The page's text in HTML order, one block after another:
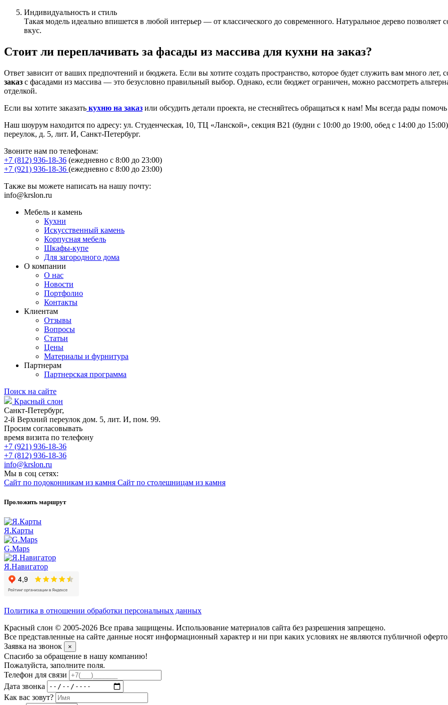
Индивидуальность и стиль
Такая модель идеально впишется в любой интерьер — от классического до современного. Натуральное дерево
вкус.
Стоит ли переплачивать за фасады из массива для кухни на заказ?
Ответ зависит от ваших предпочтений и бюджета. Если вы хотите создать пространство, которое будет служить вам много лет,
заказ с фасадами из массива — это безусловно правильный выбор. Однако, если бюджет ограничен, можно рассмотреть
отделкой.
Если вы хотите заказать кухню на заказ или обсудить детали проекта, не стесняйтесь обращаться к нам! Мы всегда рады
Наш шоурум находится по адресу: ул. Студенческая, 10, ТЦ «Ланской», секция В21 (будни с 10:00 до 19:00, обед с 14:00 до
переулок, д. 5, лит. И, Санкт-Петербург.
Звоните нам по телефонам:
+7 (812) 936-18-36 (ежедневно с 8:00 до 23:00)
+7 (921) 936-18-36 (ежедневно с 8:00 до 23:00)
Также вы можете написать на нашу почту:
info@krslon.ru
Мебель и камень
Кухни
Искусственный камень
Корпусная мебель
Шкафы-купе
Для загородного дома
О компании
О нас
Новости
Портфолио
Контакты
Клиентам
Отзывы
Вопросы
Статьи
Цены
Материалы и фурнитура
Партнерам
Партнерская программа
Поиск на сайте
Красный слон
Санкт-Петербург,
2-й Верхний переулок дом. 5, лит. И, пом. 99.
Просим согласовывать
время визита по телефону
+7 (921) 936-18-36
+7 (812) 936-18-36
info@krslon.ru
Мы в соц сетях:
Сайт по подоконникам из камня Сайт по столешницам из камня
Проложить маршрут
Я.Карты
G.Maps
Я.Навигатор
Политика в отношении обработки персональных данных
Красный слон © 2005-2026 Все права защищены. Использование материалов сайта без разрешения запрещено.
Все представленные на сайте данные носят информационный характер и ни при каких условиях не являются публичной
Заявка на звонок
×
Спасибо за обращение в нашу компанию!
Пожалуйста, заполните поля.
Телефон для связи
Дата звонка
Как вас зовут?